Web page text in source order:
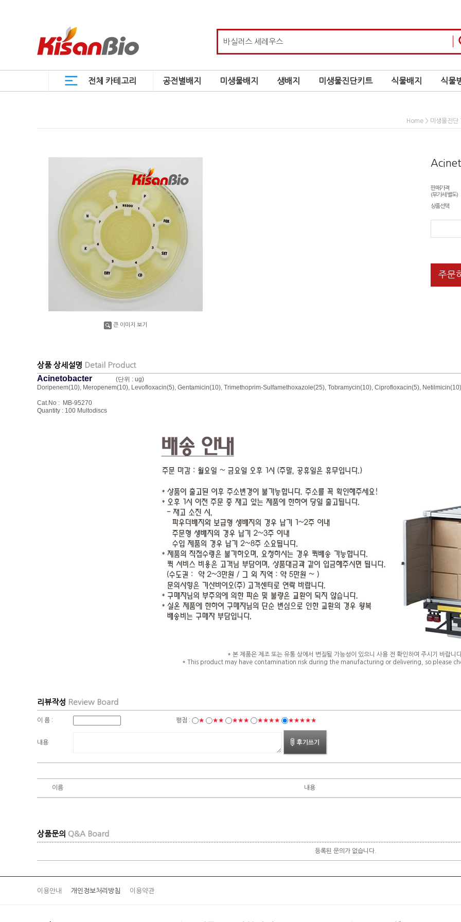
전체 카테고리 공전별배지 미생물배지 생배지 미생물진단키트 식물배지 식물
Home > 미생물진
큰 이미지 보기
판매가격
(부가세 별도)
상품선택
주문
상품 상세설명 Detail Product
Acinetobacter
(단위 : ug)
Doripenem(10), Meropenem(10), Levofloxacin(5), Gentamicin(10), Trimethoprim-Sulfamethoxazole(25), Tobramycin(10), Ciprofloxacin(5), Netilmicin(10)
Cat.No : MB-95270
Quantity : 100 Multodiscs
* 본 제품은 제조 또는 유통 상에서 변질될 가능성이 있으니 사용 전 확인하여 주시기 바랍니
* This product may have contamination risk during the manufacturing or delivering, so please
리뷰작성 Review Board
이 름 : 평점 : ★ ★★ ★★★ ★★★★ ★★★★★
내용
이름 내용
상품문의 Q&A Board
등록된 문의가 없습니다.
이용안내 개인정보처리방침 이용약관